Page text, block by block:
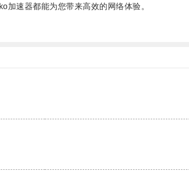
速器都能为您带来高效的网络体验。